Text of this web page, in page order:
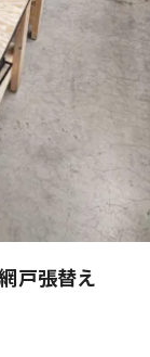
戸張替え